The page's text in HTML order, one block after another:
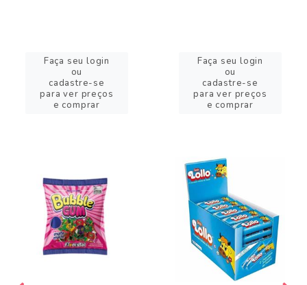
Faça seu login
ou
cadastre-se
para ver preços
e comprar
Faça seu login
ou
cadastre-se
para ver preços
e comprar